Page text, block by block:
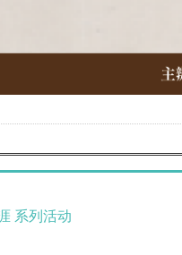
系列活动